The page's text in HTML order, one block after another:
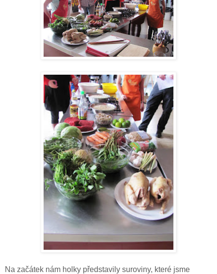
Na začátek nám holky představily suroviny, které jsme